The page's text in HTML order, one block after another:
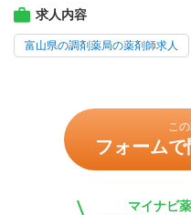
求人内容
富山県の調剤薬局の薬剤師求人
こ
フォーム
マイナビ